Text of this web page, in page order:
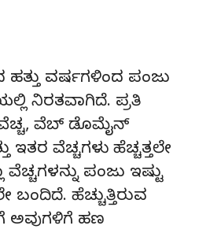
ವರ್ಷಗಳಿಂದ ಪಂಜು
ನಿರತವಾಗಿದೆ. ಪ್ರತಿ
ವೆಬ್‌ ಡೊಮೈನ್‌
ಇತರ ವೆಚ್ಚಗಳು ಹೆಚ್ಚತ್ತಲೇ
ಪಂಜು ಇಷ್ಟು
ಬಂದಿದೆ. ಹೆಚ್ಚುತ್ತಿರುವ
ಅವುಗಳಿಗೆ ಹಣ